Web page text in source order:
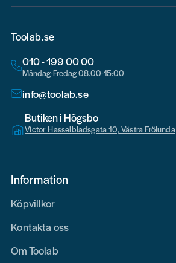
Toolab.se
010 - 199 00 00
Måndag-Fredag 08.00-15:00
info@toolab.se
Butiken i Högsbo
Victor Hasselbladsgata 10, Västra Frölunda
Information
Köpvillkor
Kontakta oss
Om Toolab